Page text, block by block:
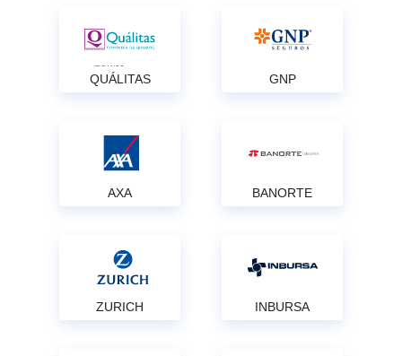
QUÁLITAS GNP
AXA BANORTE
ZURICH INBURSA